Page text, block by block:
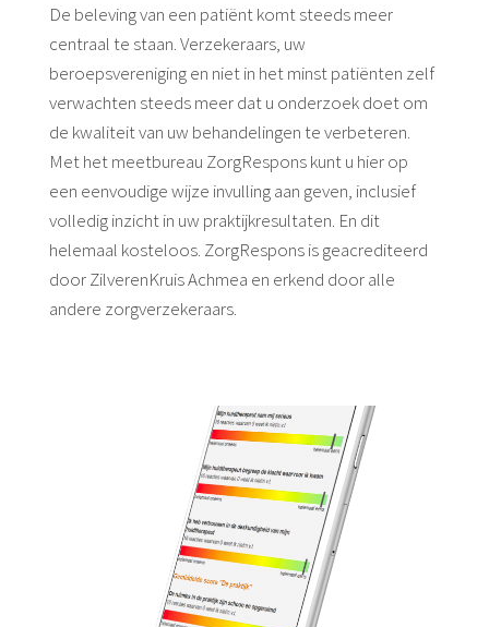
De beleving van een patiënt komt steeds meer
centraal te staan. Verzekeraars, uw
beroepsvereniging en niet in het minst patiënten zelf
verwachten steeds meer dat u onderzoek doet om
de kwaliteit van uw behandelingen te verbeteren.
Met het meetbureau ZorgRespons kunt u hier op
een eenvoudige wijze invulling aan geven, inclusief
volledig inzicht in uw praktijkresultaten. En dit
helemaal kosteloos. ZorgRespons is geacrediteerd
door ZilverenKruis Achmea en erkend door alle
andere zorgverzekeraars.